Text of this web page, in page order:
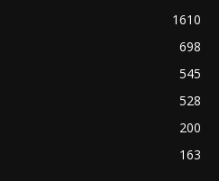
1610
698
545
528
200
163